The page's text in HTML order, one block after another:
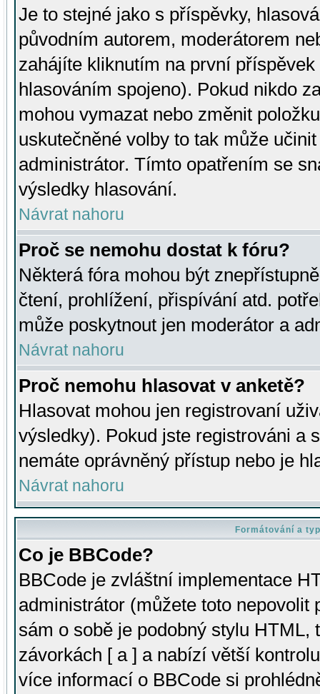
Je to stejné jako s příspěvky,
původním autorem, moderátorem
zahájíte kliknutím na první
hlasováním spojeno). Pokud nikdo
mohou vymazat nebo změnit
uskutečněné volby to tak může
administrátor. Tímto opatřením se
výsledky hlasování.
Návrat nahoru
Proč se nemohu dostat k fóru?
Některá fóra mohou být
čtení, prohlížení, přispívání atd.
může poskytnout jen moderátor a
Návrat nahoru
Proč nemohu hlasovat v anketě?
Hlasovat mohou jen registrovaní
výsledky). Pokud jste registrováni a
nemáte oprávněný přístup nebo je
Návrat nahoru
Formátování a
Co je BBCode?
BBCode je zvláštní implementace
administrátor (můžete toto
sám o sobě je podobný stylu HTML,
závorkách [ a ] a nabízí větší
více informací o BBCode si